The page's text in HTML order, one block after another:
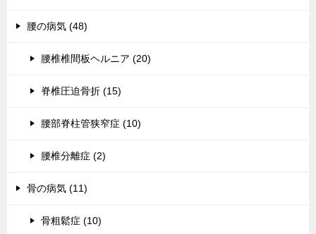
腰の病気 (48)
腰椎椎間板ヘルニア (20)
脊椎圧迫骨折 (15)
腰部脊柱管狭窄症 (10)
腰椎分離症 (2)
骨の病気 (11)
骨粗鬆症 (10)